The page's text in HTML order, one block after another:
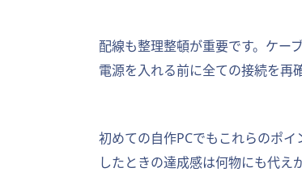
配線も整理整頓が重要です。ケー
電源を入れる前に全ての接続を再
初めての自作PCでもこれらのポ
したときの達成感は何物にも代え